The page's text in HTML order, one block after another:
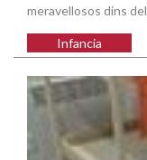
meravellosos dins
Infancia